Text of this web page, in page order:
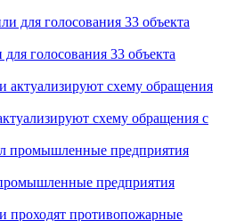
голосования 33 объекта
схему обращения с
предприятия